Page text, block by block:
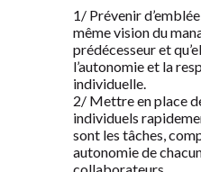
1/ Prévenir d’emblée
même vision du
prédécesseur et
l’autonomie et la
individuelle.
2/ Mettre en place
individuels
sont les tâches,
autonomie de